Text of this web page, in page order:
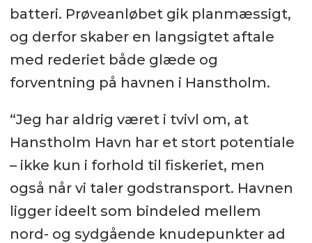
batteri. Prøveanløbet gik planmæssigt,
og derfor skaber en langsigtet aftale
med rederiet både glæde og
forventning på havnen i Hanstholm.
“Jeg har aldrig været i tvivl om, at
Hanstholm Havn har et stort potentiale
– ikke kun i forhold til fiskeriet, men
også når vi taler godstransport. Havnen
ligger ideelt som bindeled mellem
nord- og sydgående knudepunkter ad